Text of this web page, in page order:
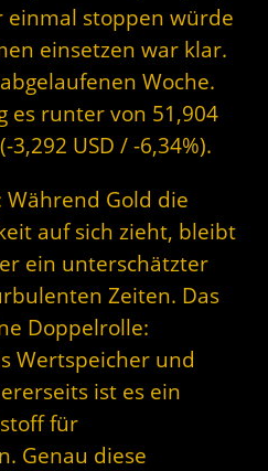
einmal stoppen würde
einsetzen war klar.
Woche.
es runter von 51,904
3,292 USD / -6,34%).
Gold die
auf sich zieht, bleibt
ein unterschätzter
Zeiten. Das
Doppelrolle:
Wertspeicher und
ist es ein
für
Genau diese